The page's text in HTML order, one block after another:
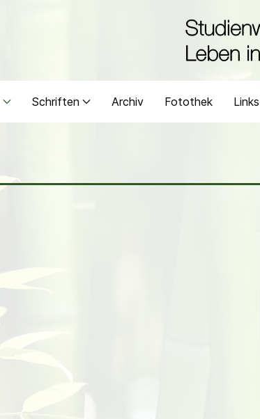
Schriften Archiv Fotothek Links